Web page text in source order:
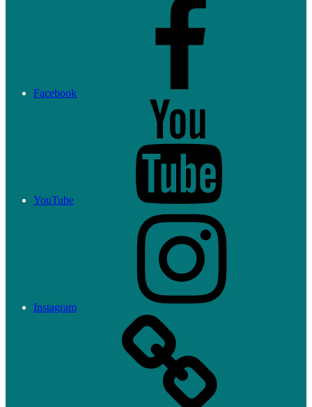
Facebook
YouTube
Instagram